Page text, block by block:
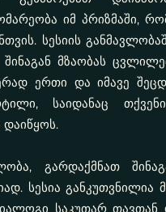
იმ პრიზმაში,
სესიის
მზაობას
ერთი და იმავე
საიდანაც
გარდაქმნათ
სესია განკუთვნილია
საკუთარ თავთან